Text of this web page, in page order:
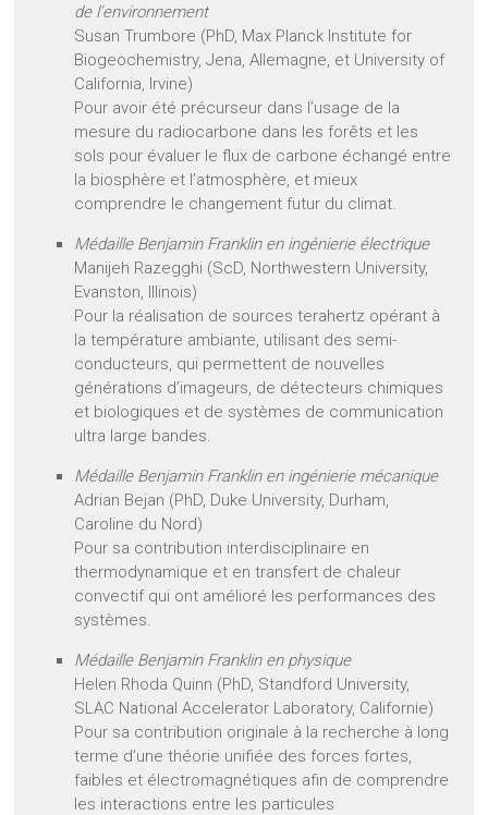
de l’environnement
Susan Trumbore (PhD, Max Planck Institute for
Biogeochemistry, Jena, Allemagne, et University of
California, Irvine)
Pour avoir été précurseur dans l’usage de la
mesure du radiocarbone dans les forêts et les
sols pour évaluer le flux de carbone échangé entre
la biosphère et l’atmosphère, et mieux
comprendre le changement futur du climat.
Médaille Benjamin Franklin en ingénierie électrique
Manijeh Razegghi (ScD, Northwestern University,
Evanston, Illinois)
Pour la réalisation de sources terahertz opérant à
la température ambiante, utilisant des semi-
conducteurs, qui permettent de nouvelles
générations d’imageurs, de détecteurs chimiques
et biologiques et de systèmes de communication
ultra large bandes.
Médaille Benjamin Franklin en ingénierie mécanique
Adrian Bejan (PhD, Duke University, Durham,
Caroline du Nord)
Pour sa contribution interdisciplinaire en
thermodynamique et en transfert de chaleur
convectif qui ont amélioré les performances des
systèmes.
Médaille Benjamin Franklin en physique
Helen Rhoda Quinn (PhD, Standford University,
SLAC National Accelerator Laboratory, Californie)
Pour sa contribution originale à la recherche à long
terme d’une théorie unifiée des forces fortes,
faibles et électromagnétiques afin de comprendre
les interactions entre les particules